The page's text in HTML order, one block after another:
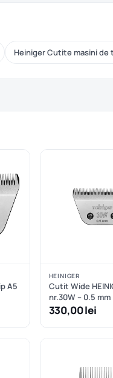
Heiniger Cutite masini de
A5
HEINIGER
Cutit Wide
nr.30W – 0.5 mm
330,00 lei